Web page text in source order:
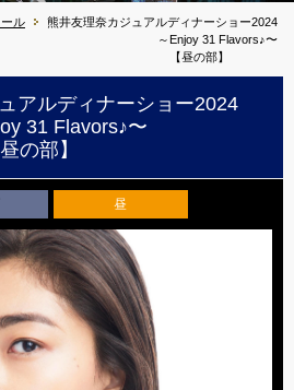
ル
熊井友理奈カジュアルディナーショー2024
～Enjoy 31 Flavors♪〜
【昼の部】
アルディナーショー2024
31 Flavors♪〜
の部】
昼